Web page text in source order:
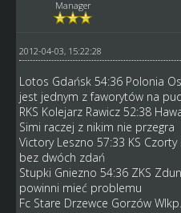
Manager
2012-04-03, 15:22:28
Lotos Gdańsk 54:36 Polonia
jest jednym z faworytów na
RKS Kolejarz Rawicz 52:38
Simi raczej z nikim nie przegra
Victory Leszno 57:33 KS
bez dwóch zdań
Stupki Gniezno 54:36 ZKS
powinni mieć problemu
Fc Stare Drzewce Gorzów